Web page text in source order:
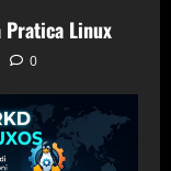
Pratica Linux
0